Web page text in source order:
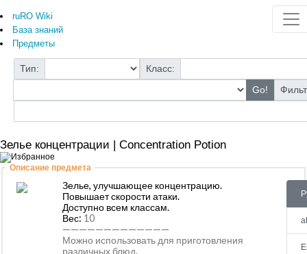
ruRO Wiki
База знаний
Предметы
Тип:
Класс:
Go!
Зелье концентрации | Concentration Potion
Описание предмета
Зелье, улучшающее концентрацию.
Повышает скорости атаки.
Доступно всем классам.
Вес: 10
—————————————
Можно использовать для приготовления
различных блюд.